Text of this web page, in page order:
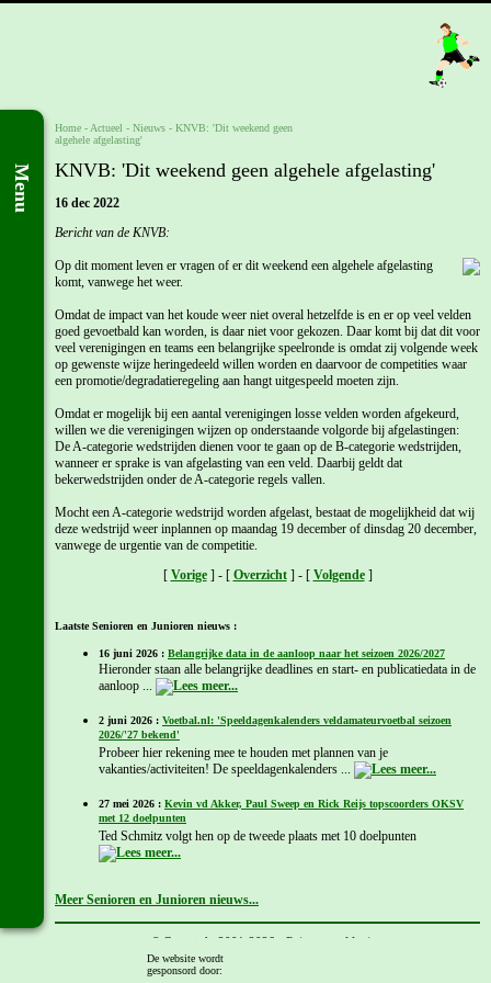
Menu
Home - Actueel - Nieuws - KNVB: 'Dit weekend geen
algehele afgelasting'
KNVB: 'Dit weekend geen algehele afgelasting'
16 dec 2022
Bericht van de KNVB:
Op dit moment leven er vragen of er dit weekend een algehele afgelasting
komt, vanwege het weer.
Omdat de impact van het koude weer niet overal hetzelfde is en er op veel velden
goed gevoetbald kan worden, is daar niet voor gekozen. Daar komt bij dat dit voor
veel verenigingen en teams een belangrijke speelronde is omdat zij volgende week
op gewenste wijze heringedeeld willen worden en daarvoor de competities waar
een promotie/degradatieregeling aan hangt uitgespeeld moeten zijn.
Omdat er mogelijk bij een aantal verenigingen losse velden worden afgekeurd,
willen we die verenigingen wijzen op onderstaande volgorde bij afgelastingen:
De A-categorie wedstrijden dienen voor te gaan op de B-categorie wedstrijden,
wanneer er sprake is van afgelasting van een veld. Daarbij geldt dat
bekerwedstrijden onder de A-categorie regels vallen.
Mocht een A-categorie wedstrijd worden afgelast, bestaat de mogelijkheid dat wij
deze wedstrijd weer inplannen op maandag 19 december of dinsdag 20 december,
vanwege de urgentie van de competitie.
[ Vorige] - [ Overzicht] - [ Volgende]
Laatste Senioren en Junioren nieuws :
16 juni 2026 : Belangrijke data in de aanloop naar het seizoen 2026/2027
Hieronder staan alle belangrijke deadlines en start- en publicatiedata in de
aanloop ...
2 juni 2026 : Voetbal.nl: 'Speeldagenkalenders veldamateurvoetbal seizoen
2026/'27 bekend'
Probeer hier rekening mee te houden met plannen van je
vakanties/activiteiten! De speeldagenkalenders ...
27 mei 2026 : Kevin vd Akker, Paul Sweep en Rick Reijs topscoorders OKSV
met 12 doelpunten
Ted Schmitz volgt hen op de tweede plaats met 10 doelpunten
Meer Senioren en Junioren nieuws...
© Copyright 2001-2026 - Privacyverklaring
Gemaakt door:
De website wordt
gesponsord door: